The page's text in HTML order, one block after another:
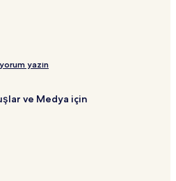
yazın
ve Medya için